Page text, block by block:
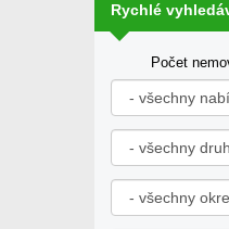
Rychlé
Počet